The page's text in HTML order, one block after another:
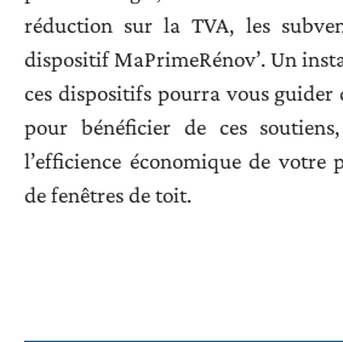
réduction sur la TVA, les
dispositif MaPrimeRénov’. Un
ces dispositifs pourra vous guider
pour bénéficier de ces
l’efficience économique de votre
de fenêtres de toit.